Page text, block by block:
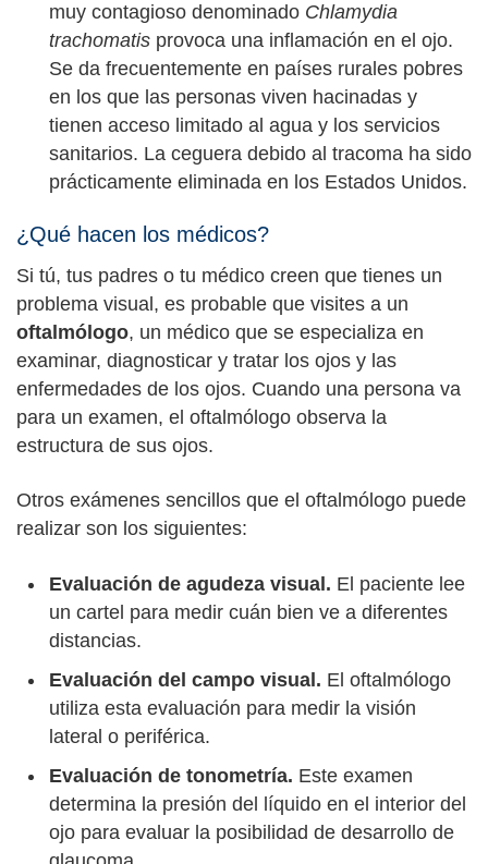
muy contagioso denominado Chlamydia
trachomatis provoca una inflamación en el ojo.
Se da frecuentemente en países rurales pobres
en los que las personas viven hacinadas y
tienen acceso limitado al agua y los servicios
sanitarios. La ceguera debido al tracoma ha sido
prácticamente eliminada en los Estados Unidos.
¿Qué hacen los médicos?
Si tú, tus padres o tu médico creen que tienes un
problema visual, es probable que visites a un
oftalmólogo, un médico que se especializa en
examinar, diagnosticar y tratar los ojos y las
enfermedades de los ojos. Cuando una persona va
para un examen, el oftalmólogo observa la
estructura de sus ojos.
Otros exámenes sencillos que el oftalmólogo puede
realizar son los siguientes:
Evaluación de agudeza visual. El paciente lee
un cartel para medir cuán bien ve a diferentes
distancias.
Evaluación del campo visual. El oftalmólogo
utiliza esta evaluación para medir la visión
lateral o periférica.
Evaluación de tonometría. Este examen
determina la presión del líquido en el interior del
ojo para evaluar la posibilidad de desarrollo de